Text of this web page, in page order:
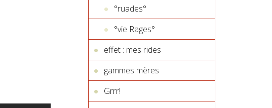
°ruades°
°vie Rages°
effet : mes rides
gammes mères
Grrr!